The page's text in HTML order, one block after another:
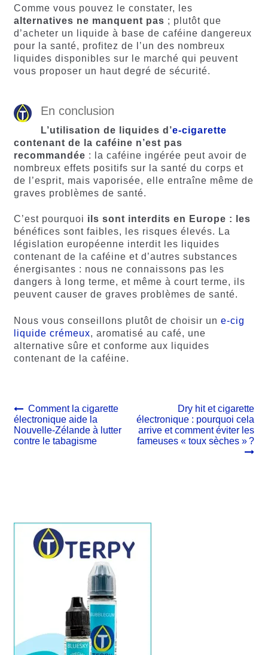
Comme vous pouvez le constater, les
alternatives ne manquent pas ; plutôt que
d’acheter un liquide à base de caféine dangereux
pour la santé, profitez de l’un des nombreux
liquides disponibles sur le marché qui peuvent
vous proposer un haut degré de sécurité.
En conclusion
L’utilisation de liquides d’e-cigarette
contenant de la caféine n’est pas
recommandée : la caféine ingérée peut avoir de
nombreux effets positifs sur la santé du corps et
de l’esprit, mais vaporisée, elle entraîne même de
graves problèmes de santé.
C’est pourquoi ils sont interdits en Europe : les
bénéfices sont faibles, les risques élevés. La
législation européenne interdit les liquides
contenant de la caféine et d’autres substances
énergisantes : nous ne connaissons pas les
dangers à long terme, et même à court terme, ils
peuvent causer de graves problèmes de santé.
Nous vous conseillons plutôt de choisir un e-cig
liquide crémeux, aromatisé au café, une
alternative sûre et conforme aux liquides
contenant de la caféine.
Navigation
de
l’article
Article
précédent :
Comment la cigarette
électronique aide la
Nouvelle-Zélande à lutter
contre le tabagisme
Article
suivant :
Dry hit et cigarette
électronique : pourquoi cela
arrive et comment éviter les
fameuses « toux sèches » ?